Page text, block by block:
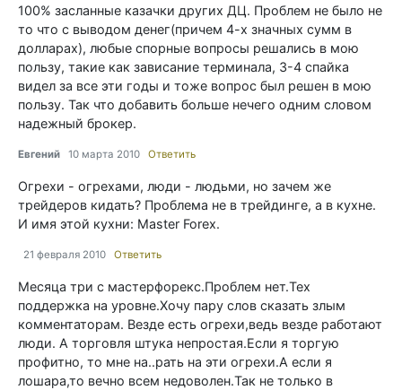
100% засланные казачки других ДЦ. Проблем не было не
то что с выводом денег(причем 4-х значных сумм в
долларах), любые спорные вопросы решались в мою
пользу, такие как зависание терминала, 3-4 спайка
видел за все эти годы и тоже вопрос был решен в мою
пользу. Так что добавить больше нечего одним словом
надежный брокер.
Евгений 10 марта 2010 Ответить
Огрехи - огрехами, люди - людьми, но зачем же
трейдеров кидать? Проблема не в трейдинге, а в кухне.
И имя этой кухни: Master Forex.
21 февраля 2010 Ответить
Месяца три с мастерфорекс.Проблем нет.Тех
поддержка на уровне.Хочу пару слов сказать злым
комментаторам. Везде есть огрехи,ведь везде работают
люди. А торговля штука непростая.Если я торгую
профитно, то мне на..рать на эти огрехи.А если я
лошара,то вечно всем недоволен.Так не только в